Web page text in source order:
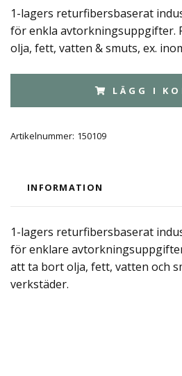
1-lagers returfibersbaserat
för enkla avtorkningsuppgifter.
olja, fett, vatten & smuts, ex.
LÄGG I
Artikelnummer: 150109
INFORMATION
1-lagers returfibersbaserat
för enklare
att ta bort olja, fett, vatten och
verkstäder.